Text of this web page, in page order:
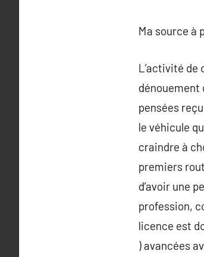
Ma source à
L’activité de
dénouement
pensées
le véhicule
craindre à
premiers
d’avoir une
profession,
licence est
) avancées